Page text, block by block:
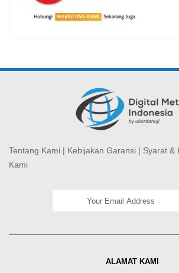
Tentang Kami | Kebijakan Garansi | Syarat &
Kami
ALAMAT KAMI